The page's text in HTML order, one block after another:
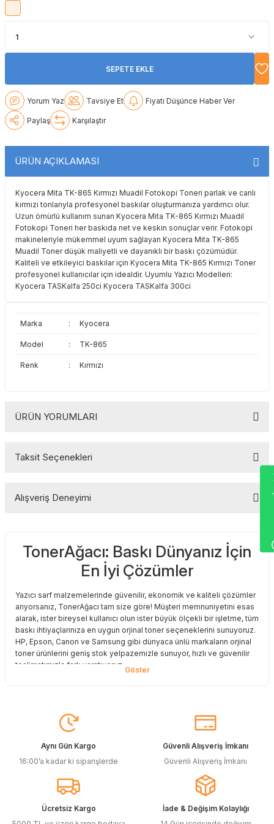
Olivetti
Panasonic
Sagem
Samsung
Sharp
Toshiba
Olivetti
Panasonic
Samsung
Sharp
Toshiba
Triumph Adler
Panasonic
Pantum
Xerox
Utax
Xerox
Utax
Xerox
SEPETE EKLE
Yorum Yaz Tavsiye Et Fiyatı Düşünce Haber Ver
Paylaş Karşılaştır
ÜRÜN AÇIKLAMASI
Kyocera Mita TK-865 Kırmızı Muadil Fotokopi Toneri parlak ve canlı
kırmızı tonlarıyla profesyonel baskılar oluşturmanıza yardımcı olur.
Uzun ömürlü kullanım sunan Kyocera Mita TK-865 Kırmızı Muadil
Fotokopi Toneri her baskıda net ve keskin sonuçlar verir. Fotokopi
makineleriyle mükemmel uyum sağlayan Kyocera Mita TK-865
Muadil Toner düşük maliyetli ve dayanıklı bir baskı çözümüdür.
Kaliteli ve etkileyici baskılar için Kyocera Mita TK-865 Kırmızı Toner
profesyonel kullanıcılar için idealdir. Uyumlu Yazıcı Modelleri:
Kyocera TASKalfa 250ci Kyocera TASKalfa 300ci
Marka : Kyocera
Model : TK-865
Renk : Kırmızı
ÜRÜN YORUMLARI
Taksit Seçenekleri
Alışveriş Deneyimi
Sitemize ilk yorumu siz yapın!
TonerAğacı: Baskı Dünyanız İçin
En İyi Çözümler
Yazıcı sarf malzemelerinde güvenilir, ekonomik ve kaliteli çözümler
arıyorsanız, TonerAğacı tam size göre! Müşteri memnuniyetini esas
alarak, ister bireysel kullanıcı olun ister büyük ölçekli bir işletme, tüm
baskı ihtiyaçlarınıza en uygun orjinal toner seçeneklerini sunuyoruz.
HP, Epson, Canon ve Samsung gibi dünyaca ünlü markaların orjinal
toner ürünlerini geniş stok yelpazemizle sunuyor, hızlı ve güvenilir
teslimatımızla fark yaratıyoruz.
istiyorsunuz? O halde muadil toner çözümlerimize göz atmalısınız!
Muadil toner ürünlerimiz, orijinal kalitesine en yakın performansı
sunacak şekilde test edilmiştir. Böylece, baskı kalitenizden ödün
vermeden bütçenizi koruyabilirsiniz. Özellikle büyük hacimli
baskılar yapan işletmeler için muadil toner, tasarruf sağlamanın en
akıllı yollarından biri!
Orjinal Kartuşun Önemi
Aynı Gün Kargo
16:00’a kadar ki siparişlerde
Güvenli Alışveriş İmkanı
Güvenli Alışveriş İmkanı
Ücretsiz Kargo
İade & Değişim Kolaylığı